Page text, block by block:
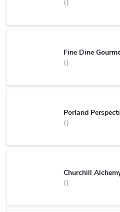
Fine Dine
Porland
Churchill